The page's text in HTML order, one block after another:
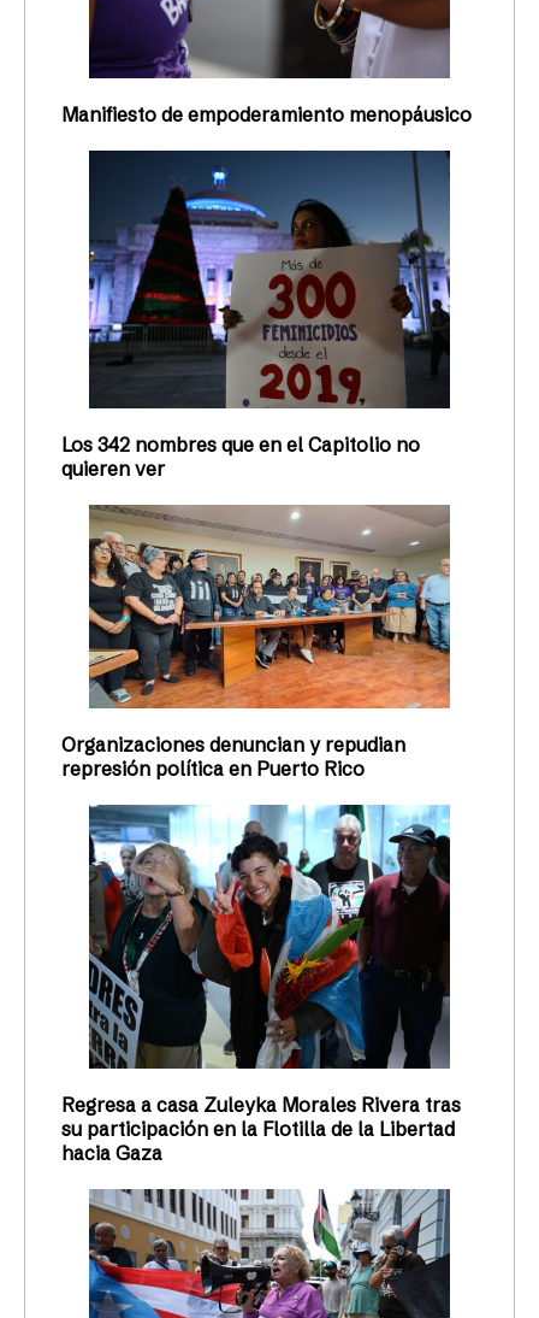
Manifiesto de empoderamiento menopáusico
Los 342 nombres que en el Capitolio no
quieren ver
Organizaciones denuncian y repudian
represión política en Puerto Rico
Regresa a casa Zuleyka Morales Rivera tras
su participación en la Flotilla de la Libertad
hacia Gaza